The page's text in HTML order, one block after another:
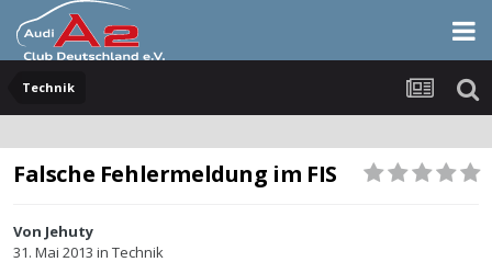
Technik
Falsche Fehlermeldung im FIS
Von Jehuty
31. Mai 2013 in Technik